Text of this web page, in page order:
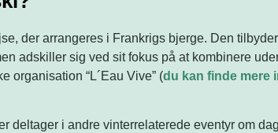
der arrangeres i Frankrigs bjerge. Den
adskiller sig ved sit fokus på at kombinere
organisation “L´Eau Vive” (du kan finde mere
deltager i andre vinterrelaterede eventyr om